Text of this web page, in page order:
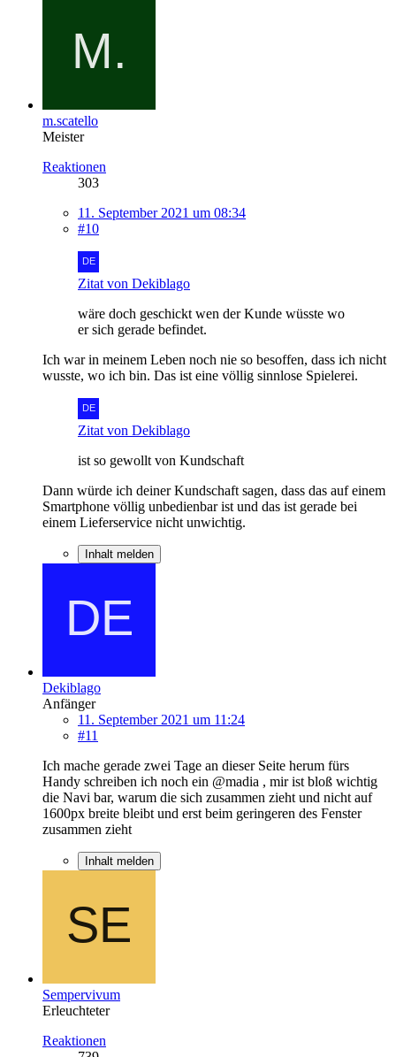
m.scatello
Meister
Reaktionen
303
11. September 2021 um 08:34
#10
Zitat von Dekiblago
wäre doch geschickt wen der Kunde wüsste wo
er sich gerade befindet.
Ich war in meinem Leben noch nie so besoffen, dass ich nicht
wusste, wo ich bin. Das ist eine völlig sinnlose Spielerei.
Zitat von Dekiblago
ist so gewollt von Kundschaft
Dann würde ich deiner Kundschaft sagen, dass das auf einem
Smartphone völlig unbedienbar ist und das ist gerade bei
einem Lieferservice nicht unwichtig.
Inhalt melden
Dekiblago
Anfänger
11. September 2021 um 11:24
#11
Ich mache gerade zwei Tage an dieser Seite herum fürs
Handy schreiben ich noch ein @madia , mir ist bloß wichtig
die Navi bar, warum die sich zusammen zieht und nicht auf
1600px breite bleibt und erst beim geringeren des Fenster
zusammen zieht
Inhalt melden
Sempervivum
Erleuchteter
Reaktionen